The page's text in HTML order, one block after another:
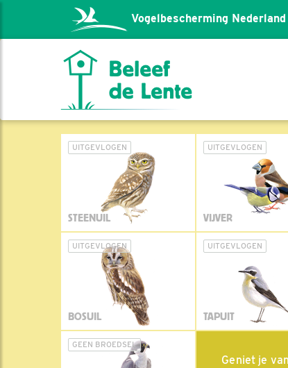
Vogelbescherming Nederland
UITGEVLOGEN
STEENUIL
UITGEVLOGEN
VIJVER
UITGEVLOGEN
BOSUIL
UITGEVLOGEN
TAPUIT
GEEN BROEDSEL
Geniet je